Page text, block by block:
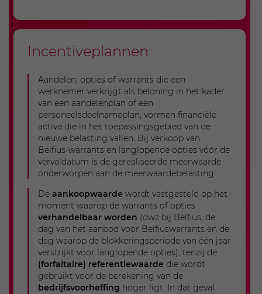
Incentiveplannen
Aandelen, opties of warrants die een
werknemer verkrijgt als beloning in het kader
van een aandelenplan of een
personeelsdeelnameplan, vormen financiële
activa die in het toepassingsgebied van de
nieuwe belasting vallen. Bij verkoop van
Belfius‑warrants en langlopende opties vóór de
vervaldatum is de gerealiseerde meerwaarde
onderworpen aan de meerwaardebelasting.
De aankoopwaarde wordt vastgesteld op het
moment waarop de warrants of opties
verhandelbaar worden (dwz bij Belfius, de
dag van het aanbod voor Belfiuswarrants en de
dag waarop de blokkeringsperiode van één jaar
verstrijkt voor langlopende opties), tenzij de
(forfaitaire) referentiewaarde die wordt
gebruikt voor de berekening van de
bedrijfsvoorheffing hoger ligt. In dat geval